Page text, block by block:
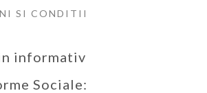
SI CONDITII
informativ
Sociale: